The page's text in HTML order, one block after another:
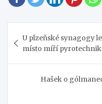
pro
příspěvek
U plzeňské synagogy
místo míří pyrotechnik
Hašek o